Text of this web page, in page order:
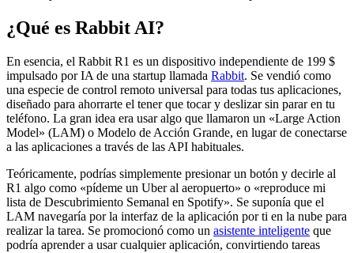
¿Qué es Rabbit AI?
En esencia, el Rabbit R1 es un dispositivo independiente de 199 $
impulsado por IA de una startup llamada Rabbit. Se vendió como
una especie de control remoto universal para todas tus aplicaciones,
diseñado para ahorrarte el tener que tocar y deslizar sin parar en tu
teléfono. La gran idea era usar algo que llamaron un «Large Action
Model» (LAM) o Modelo de Acción Grande, en lugar de conectarse
a las aplicaciones a través de las API habituales.
Teóricamente, podrías simplemente presionar un botón y decirle al
R1 algo como «pídeme un Uber al aeropuerto» o «reproduce mi
lista de Descubrimiento Semanal en Spotify». Se suponía que el
LAM navegaría por la interfaz de la aplicación por ti en la nube para
realizar la tarea. Se promocionó como un asistente inteligente que
podría aprender a usar cualquier aplicación, convirtiendo tareas